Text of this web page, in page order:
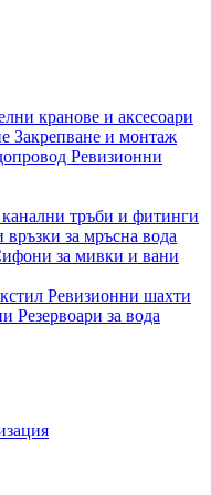
кранове и аксесоари
Закрепване и монтаж
Ревизионни
канални тръби и фитинги
връзки за мръсна вода
за мивки и вани
Ревизионни шахти
Резервоари за вода